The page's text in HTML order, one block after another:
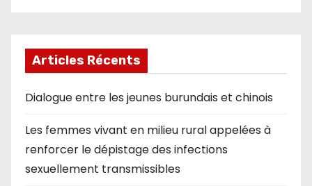
Articles Récents
Dialogue entre les jeunes burundais et chinois
Les femmes vivant en milieu rural appelées à
renforcer le dépistage des infections
sexuellement transmissibles